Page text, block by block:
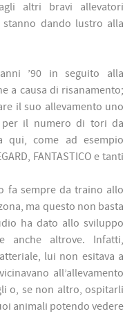
altri bravi allevatori
dando lustro alla
’90 in seguito alla
a causa di risanamento;
il suo allevamento uno
per il numero di tori da
qui, come ad esempio
FANTASTICO e tanti
fa sempre da traino allo
ma questo non basta
ha dato allo sviluppo
anche altrove. Infatti,
lui non esitava a
all’allevamento
o, se non altro, ospitarli
animali potendo vedere